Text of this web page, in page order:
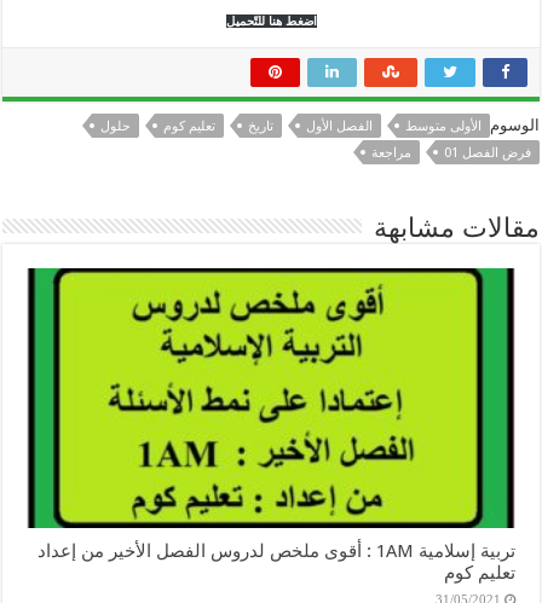
اضغط هنا للتّحميل
الوسوم الأولى متوسط الفصل الأول تاريخ تعليم كوم
حلول
فرض الفصل 01
مراجعة
مقالات مشابهة
تربية إسلامية 1AM : أقوى ملخص لدروس الفصل الأخير من إعداد
تعليم كوم
31/05/2021